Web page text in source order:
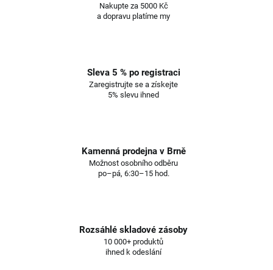
Nakupte za 5000 Kč
a dopravu platíme my
Sleva 5 % po registraci
Zaregistrujte se a získejte
5% slevu ihned
Kamenná prodejna v Brně
Možnost osobního odběru
po–pá, 6:30–15 hod.
Rozsáhlé skladové zásoby
10 000+ produktů
ihned k odeslání